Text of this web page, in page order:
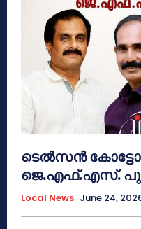
ടെൽസൻ
ജെ.എഫ്.എസ്.
Local News June 24,